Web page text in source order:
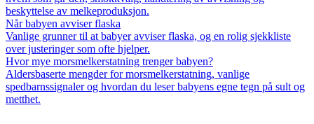
beskyttelse av melkeproduksjon.
Når babyen avviser flaska
Vanlige grunner til at babyer avviser flaska, og en rolig sjekkliste
over justeringer som ofte hjelper.
Hvor mye morsmelkerstatning trenger babyen?
Aldersbaserte mengder for morsmelkerstatning, vanlige
spedbarnssignaler og hvordan du leser babyens egne tegn på sult og
metthet.